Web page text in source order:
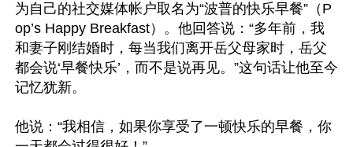
为自己的社交媒体帐户取名为“波普的快乐早餐”（P
op’s Happy Breakfast）。他回答说：“多年前，我
和妻子刚结婚时，每当我们离开岳父母家时，岳父
都会说‘早餐快乐’，而不是说再见。”这句话让他至今
记忆犹新。
他说：“我相信，如果你享受了一顿快乐的早餐，你